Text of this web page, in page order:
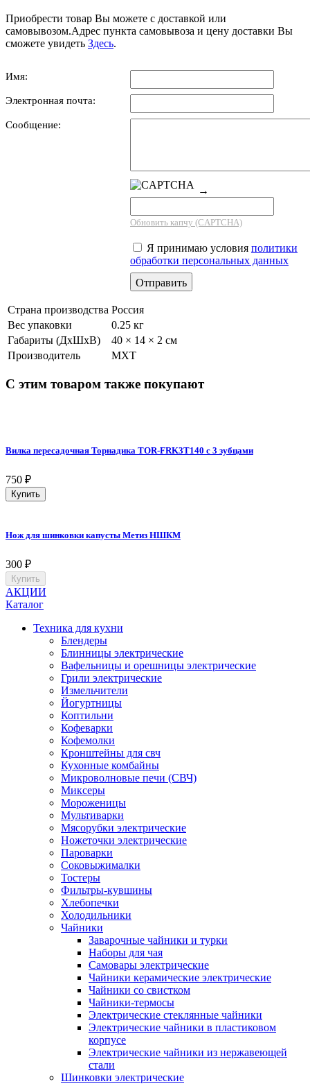
Приобрести товар Вы можете с доставкой или
самовывозом.Адрес пункта самовывоза и цену доставки Вы
сможете увидеть Здесь.
Имя:
Электронная почта:
Сообщение:
→
Обновить капчу (CAPTCHA)
Я принимаю условия политики
обработки персональных данных
Страна производства Россия
Вес упаковки
0.25 кг
Габариты (ДхШхВ)
40 × 14 × 2 см
Производитель
МХТ
С этим товаром также покупают
Вилка пересадочная Торнадика TOR-FRK3T140 с 3 зубцами
750 ₽
Купить
Нож для шинковки капусты Метиз НШКМ
300 ₽
Купить
АКЦИИ
Каталог
Техника для кухни
Блендеры
Блинницы электрические
Вафельницы и орешницы электрические
Грили электрические
Измельчители
Йогуртницы
Коптильни
Кофеварки
Кофемолки
Кронштейны для свч
Кухонные комбайны
Микроволновые печи (СВЧ)
Миксеры
Мороженицы
Мультиварки
Мясорубки электрические
Ножеточки электрические
Пароварки
Соковыжималки
Тостеры
Фильтры-кувшины
Хлебопечки
Холодильники
Чайники
Заварочные чайники и турки
Наборы для чая
Самовары электрические
Чайники керамические электрические
Чайники со свистком
Чайники-термосы
Электрические стеклянные чайники
Электрические чайники в пластиковом
корпусе
Электрические чайники из нержавеющей
стали
Шинковки электрические